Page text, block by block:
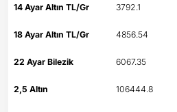
14 Ayar Altın TL/Gr 3792.1
18 Ayar Altın TL/Gr 4856.54
22 Ayar Bilezik 6067.35
2,5 Altın 106444.8